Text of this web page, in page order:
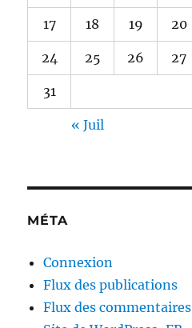
17 18 19 20
24 25 26 27
31
« Juil
MÉTA
Connexion
Flux des publications
Flux des commentaires